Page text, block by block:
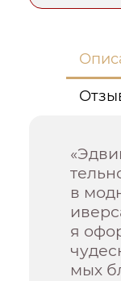
в
я
мых